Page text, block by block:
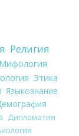
Религия
Мифология
Этика
Языкознание
Дипломатия